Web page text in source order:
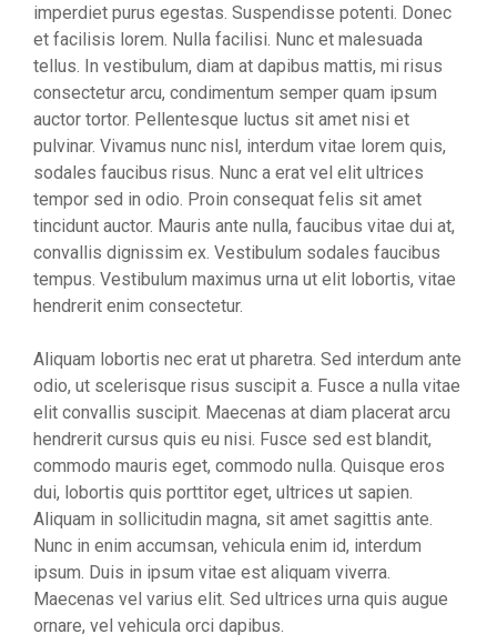
imperdiet purus egestas. Suspendisse potenti. Donec
et facilisis lorem. Nulla facilisi. Nunc et malesuada
tellus. In vestibulum, diam at dapibus mattis, mi risus
consectetur arcu, condimentum semper quam ipsum
auctor tortor. Pellentesque luctus sit amet nisi et
pulvinar. Vivamus nunc nisl, interdum vitae lorem quis,
sodales faucibus risus. Nunc a erat vel elit ultrices
tempor sed in odio. Proin consequat felis sit amet
tincidunt auctor. Mauris ante nulla, faucibus vitae dui at,
convallis dignissim ex. Vestibulum sodales faucibus
tempus. Vestibulum maximus urna ut elit lobortis, vitae
hendrerit enim consectetur.
Aliquam lobortis nec erat ut pharetra. Sed interdum ante
odio, ut scelerisque risus suscipit a. Fusce a nulla vitae
elit convallis suscipit. Maecenas at diam placerat arcu
hendrerit cursus quis eu nisi. Fusce sed est blandit,
commodo mauris eget, commodo nulla. Quisque eros
dui, lobortis quis porttitor eget, ultrices ut sapien.
Aliquam in sollicitudin magna, sit amet sagittis ante.
Nunc in enim accumsan, vehicula enim id, interdum
ipsum. Duis in ipsum vitae est aliquam viverra.
Maecenas vel varius elit. Sed ultrices urna quis augue
ornare, vel vehicula orci dapibus.